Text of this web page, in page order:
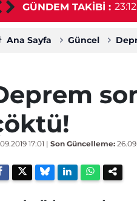
GÜNDEM TAKİBİ :
çıkıyor 23:12
Ana Sayfa Güncel
17:01 | Son Güncelleme: